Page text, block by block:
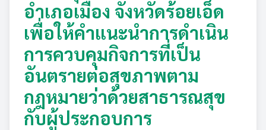
อำเภอเมือง จังหวัดร้อยเอ็ด
เพื่อให้คำแนะนำการดำเนิน
การควบคุมกิจการที่เป็น
อันตรายต่อสุขภาพตาม
กฎหมายว่าด้วยสาธารณสุข
กับผู้ประกอบการ